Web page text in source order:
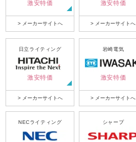
激安特価
> メーカーサイトへ
激安特価
> メーカーサイトへ
日立ライティング
激安特価
> メーカーサイトへ
岩崎電気
激安特価
> メーカーサイトへ
NECライティング シャープ